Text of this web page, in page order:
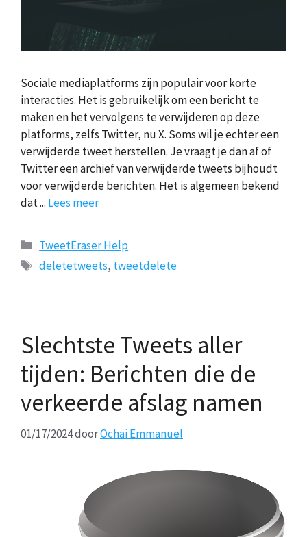
Sociale mediaplatforms zijn populair voor korte
interacties. Het is gebruikelijk om een bericht te
maken en het vervolgens te verwijderen op deze
platforms, zelfs Twitter, nu X. Soms wil je echter een
verwijderde tweet herstellen. Je vraagt je dan af of
Twitter een archief van verwijderde tweets bijhoudt
voor verwijderde berichten. Het is algemeen bekend
dat ... Lees meer
Categorieën
TweetEraser Help
Tags
deletetweets, tweetdelete
Slechtste Tweets aller
tijden: Berichten die de
verkeerde afslag namen
01/17/2024doorOchai Emmanuel